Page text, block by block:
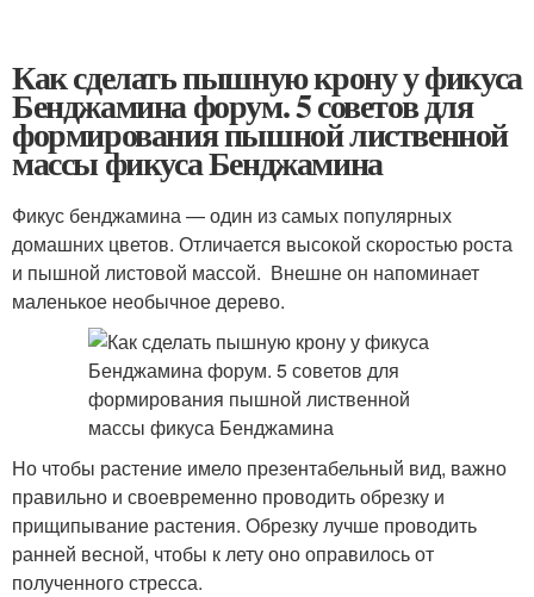
Как сделать пышную крону у фикуса
Бенджамина форум. 5 советов для
формирования пышной лиственной
массы фикуса Бенджамина
Фикус бенджамина — один из самых популярных
домашних цветов. Отличается высокой скоростью роста
и пышной листовой массой. Внешне он напоминает
маленькое необычное дерево.
Но чтобы растение имело презентабельный вид, важно
правильно и своевременно проводить обрезку и
прищипывание растения. Обрезку лучше проводить
ранней весной, чтобы к лету оно оправилось от
полученного стресса.